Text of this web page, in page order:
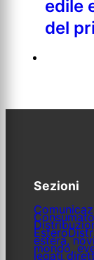
edile
del
Sezioni
Estero
estera,
mondo,
legati